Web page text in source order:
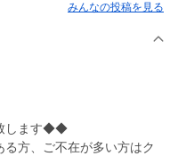
みんなの投稿を見る
します◆◆
方、ご不在が多い方はク